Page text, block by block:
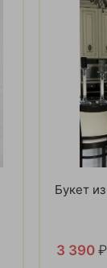
Букет
3 390 ₽